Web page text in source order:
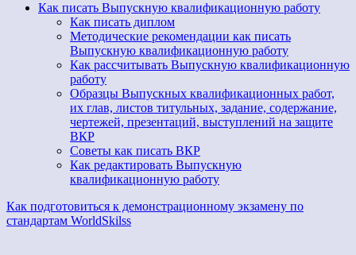
Как писать Выпускную квалификационную работу
Как писать диплом
Методические рекомендации как писать
Выпускную квалификационную работу
Как рассчитывать Выпускную квалификационную
работу
Образцы Выпускных квалификационных работ,
их глав, листов титульных, задание, содержание,
чертежей, презентаций, выступлений на защите
ВКР
Советы как писать ВКР
Как редактировать Выпускную
квалификационную работу
Как подготовиться к демонстрационному экзамену по
стандартам WorldSkilss